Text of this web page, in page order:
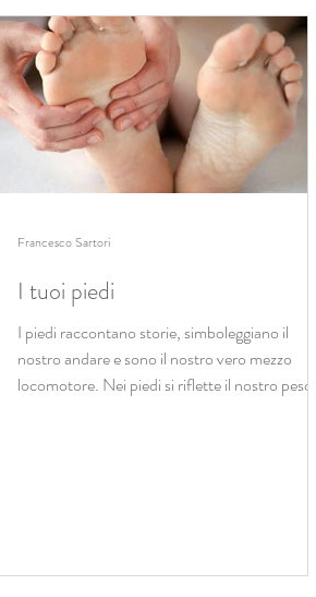
I tuoi piedi
I piedi raccontano storie, simboleggiano il
nostro andare e sono il nostro vero mezzo
locomotore. Nei piedi si riflette il nostro peso
Francesco Sartori